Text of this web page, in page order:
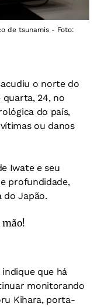
de tsunamis - Foto:
o norte do
24, no
do país,
ou danos
Iwate e seu
profundidade,
do Japão.
que há
monitorando
Kihara, porta-